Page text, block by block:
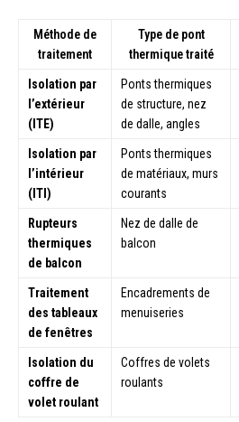
Méthode de
traitement
Type de pont
thermique traité
Isolation par
l’extérieur
(ITE)
Ponts thermiques
de structure, nez
de dalle, angles
Isolation par
l’intérieur
(ITI)
Ponts thermiques
de matériaux, murs
courants
Rupteurs
thermiques
de balcon
Nez de dalle de
balcon
Traitement
des tableaux
de fenêtres
Encadrements de
menuiseries
Isolation du
coffre de
volet roulant
Coffres de volets
roulants